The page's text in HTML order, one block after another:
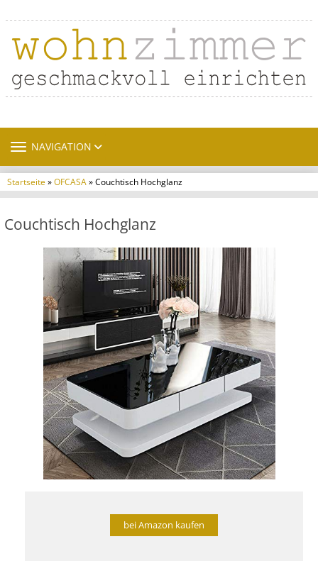
TOGGLE NAVIGATION
NAVIGATION
Startseite»OFCASA » Couchtisch Hochglanz
Couchtisch Hochglanz
bei Amazon kaufen